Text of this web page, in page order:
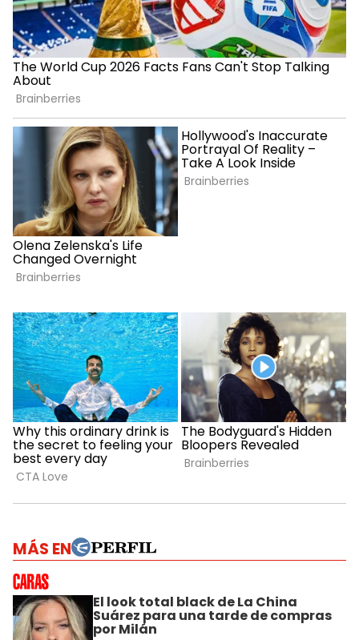
MÁS EN
El look total black de La China
Suárez para una tarde de compras
por Milán